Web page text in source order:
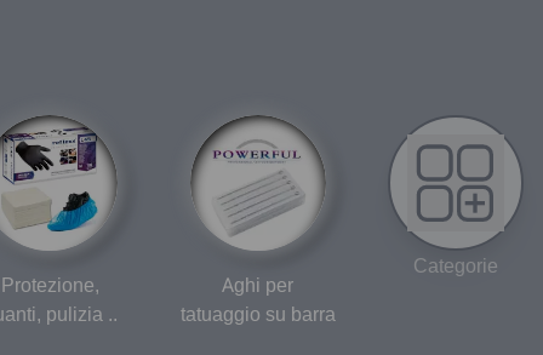
stessi mantengono un’eccellente affilatura. Tutte queste
caratteristiche rendono le cartucce Kwadron Hybrid
System ideali per qualsiasi tecnica e stile. Ottieni di più!
Protezione,
pulizia ..
Aghi per
tatuaggio su barra
Categorie